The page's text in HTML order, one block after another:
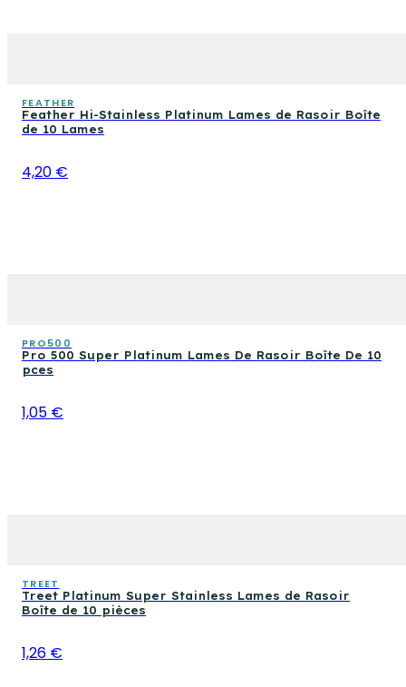
FEATHER
Feather Hi-Stainless Platinum Lames de Rasoir Boîte
de 10 Lames
4,20 €
PRO500
Pro 500 Super Platinum Lames De Rasoir Boîte De 10
pces
1,05 €
TREET
Treet Platinum Super Stainless Lames de Rasoir
Boîte de 10 pièces
1,26 €